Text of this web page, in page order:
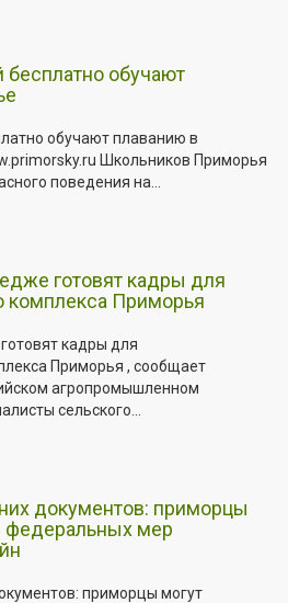
бесплатно обучают
обучают плаванию в
Школьников Приморья
поведения на...
готовят кадры для
комплекса Приморья
кадры для
Приморья , сообщает
агропромышленном
сельского...
документов: приморцы
федеральных мер
приморцы могут